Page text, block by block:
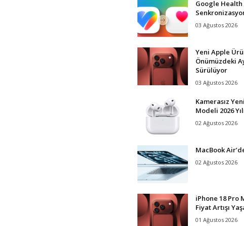
Google
03 Ağustos 2026
Yeni Apple
Önümüzdeki
Sürülüyor
03 Ağustos 2026
Kamerasız
Modeli 2026
02 Ağustos 2026
MacBook
02 Ağustos 2026
iPhone 18 Pro
Fiyat Artışı
01 Ağustos 2026